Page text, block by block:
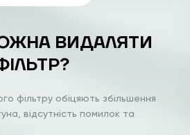
ВИДАЛЯТИ
фільтру обіцяють збільшення
відсутність помилок та